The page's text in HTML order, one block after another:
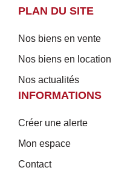
PLAN DU SITE
Nos biens en vente
Nos biens en location
Nos actualités
INFORMATIONS
Créer une alerte
Mon espace
Contact